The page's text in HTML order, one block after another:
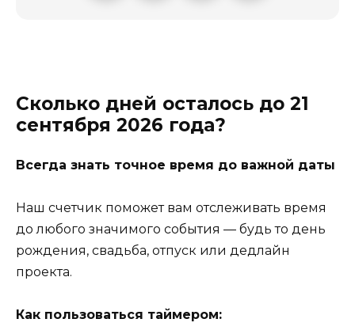
Сколько дней осталось до 21
сентября 2026 года?
Всегда знать точное время до важной даты
Наш счетчик поможет вам отслеживать время
до любого значимого события — будь то день
рождения, свадьба, отпуск или дедлайн
проекта.
Как пользоваться таймером: